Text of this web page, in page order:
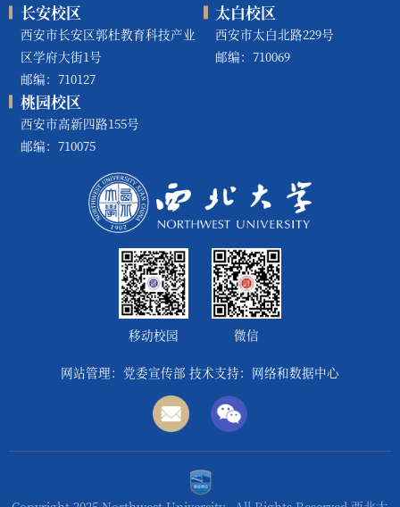
长安校区
西安市长安区郭杜教育科技产业
区学府大街1号
邮编：710127
太白校区
西安市太白北路229号
邮编：710069
桃园校区
西安市高新四路155号
邮编：710075
移动校园 微信
网站管理：党委宣传部 技术支持：网络和数据中心